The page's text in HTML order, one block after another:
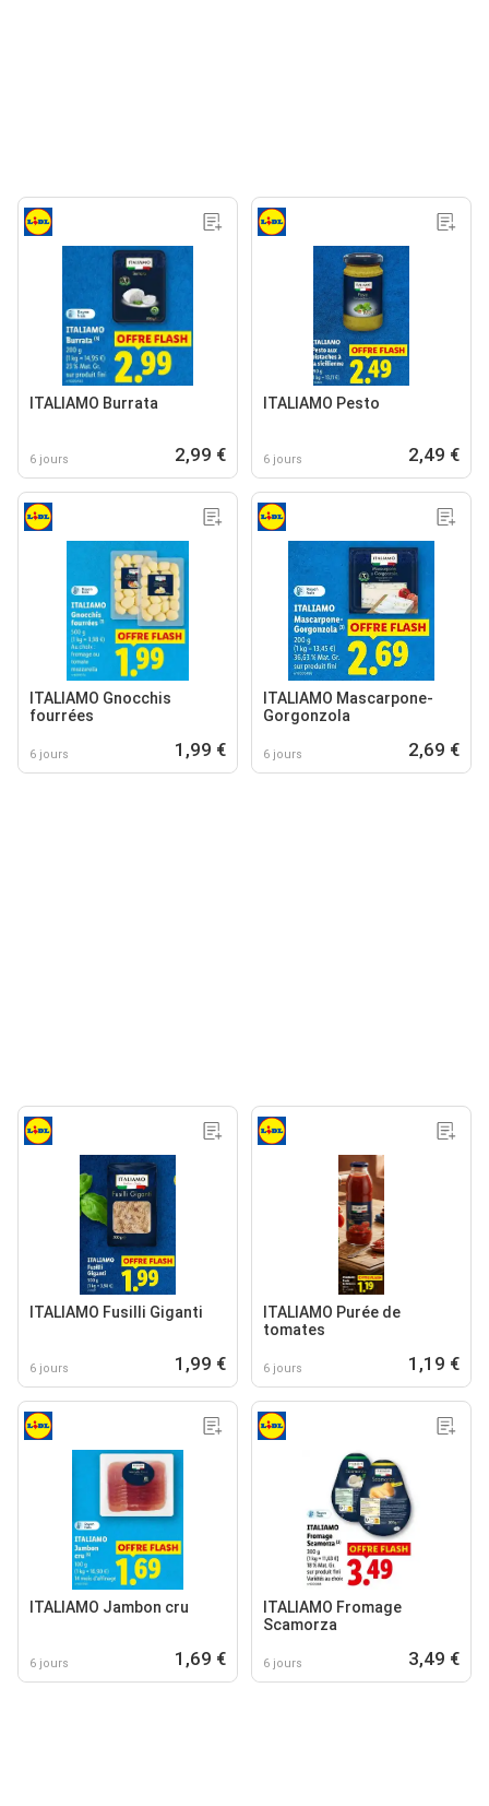
ITALIAMO Burrata
6 jours 2,99 €
ITALIAMO Pesto
6 jours 2,49 €
ITALIAMO Gnocchis
fourrées
6 jours 1,99 €
ITALIAMO Mascarpone-
Gorgonzola
6 jours 2,69 €
ITALIAMO Fusilli Giganti
6 jours 1,99 €
ITALIAMO Purée de
tomates
6 jours 1,19 €
ITALIAMO Jambon cru
6 jours 1,69 €
ITALIAMO Fromage
Scamorza
6 jours 3,49 €